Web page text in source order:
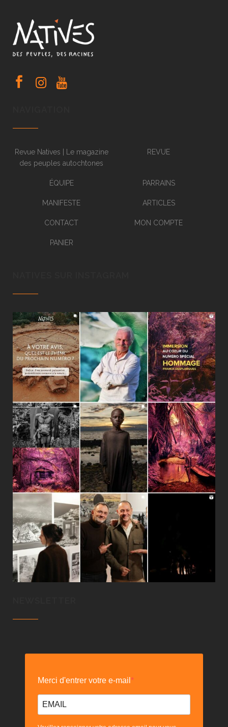
Revue Natives | Le magazine
des peuples autochtones
REVUE
ÉQUIPE PARRAINS
MANIFESTE ARTICLES
CONTACT MON COMPTE
PANIER
Merci d'entrer votre e-mail